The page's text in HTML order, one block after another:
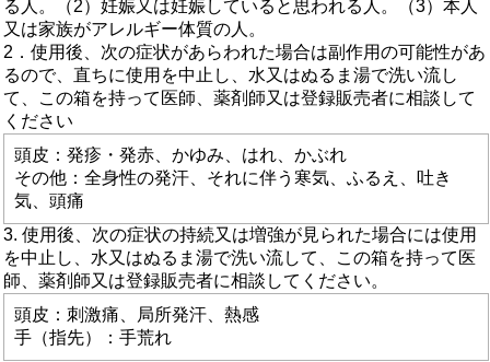
る人。（2）妊娠又は妊娠していると思われる人。（3）本人
又は家族がアレルギー体質の人。
2．使用後、次の症状があらわれた場合は副作用の可能性があ
るので、直ちに使用を中止し、水又はぬるま湯で洗い流し
て、この箱を持って医師、薬剤師又は登録販売者に相談して
ください
頭皮：発疹・発赤、かゆみ、はれ、かぶれ
その他：全身性の発汗、それに伴う寒気、ふるえ、吐き
気、頭痛
3. 使用後、次の症状の持続又は増強が見られた場合には使用
を中止し、水又はぬるま湯で洗い流して、この箱を持って医
師、薬剤師又は登録販売者に相談してください。
頭皮：刺激痛、局所発汗、熱感
手（指先）：手荒れ